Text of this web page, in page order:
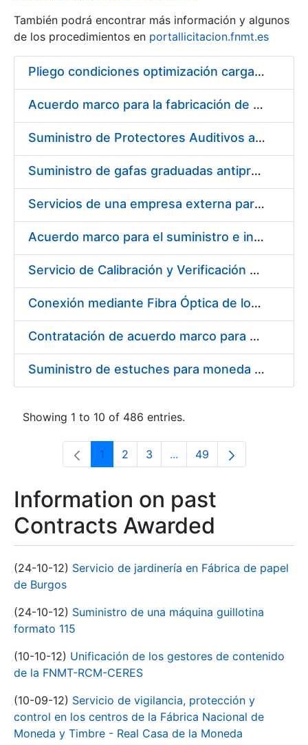
Show/Hide
También podrá encontrar más información y algunos
de los procedimientos en portallicitacion.fnmt.es
Pliego condiciones optimización cargas compras firmado
Acuerdo marco para la fabricación de piezas
Suministro de Protectores Auditivos a medida para las personas trabajadoras de los Centros de Trabajo de Madrid y Burgos
Suministro de gafas graduadas antiproyecciones para los trabajadores de la FNMT-RCM en los centros de trabajo de Madrid y Burgos
Servicios de una empresa externa para el asesoramiento y resolución de los recursos de alzada que se presentan relacionados con procesos de selección para la FNMT-RCM
Acuerdo marco para el suministro e instalación de persianas, estores y otros complementos
Servicio de Calibración y Verificación Externa de los Equipos de Medición del Servicio de Prevención de la FNMT-RCM
Conexión mediante Fibra Óptica de los Centros de Proceso de Datos (CPDs) de las sedes de la FNMT-RCM de Burgos y Madrid
Contratación de acuerdo marco para el Suministro de Material de Electricidad para la Fábrica Nacional de Moneda y Timbre-Real Casa de la Moneda en su centro de trabajo de Burgos
Suministro de estuches para moneda de 30 €
Showing 1 to 10 of 486 entries.
Page
1 Page
2 Page
3 ...Intermediate Pages Use
Page
49
Information on past
Contracts Awarded
(24-10-12) Servicio de jardinería en Fábrica de papel
de Burgos
(24-10-12) Suministro de una máquina guillotina
formato 115
(10-10-12) Unificación de los gestores de contenido
de la FNMT-RCM-CERES
(10-09-12) Servicio de vigilancia, protección y
control en los centros de la Fábrica Nacional de
Moneda y Timbre - Real Casa de la Moneda